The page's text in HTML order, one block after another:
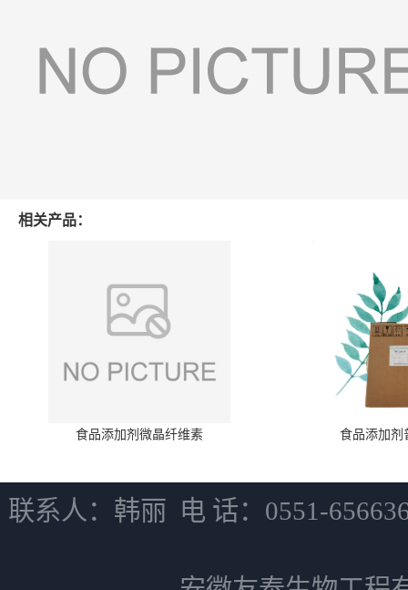
相关产品：
食品添加剂微晶纤维素 食品添加剂
联系人：韩丽 电 话：0551-